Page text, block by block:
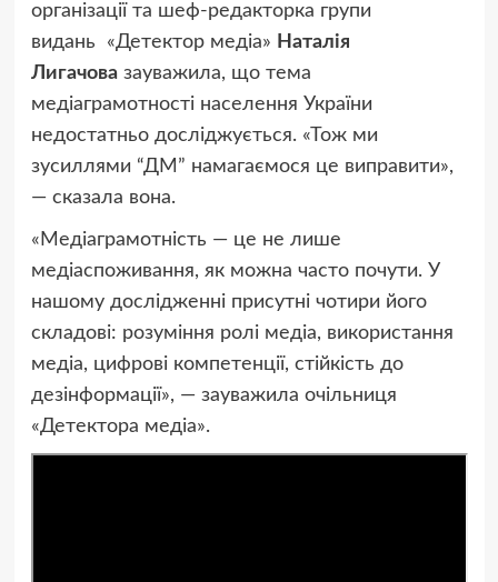
організації та шеф-редакторка групи
видань «Детектор медіа» Наталія
Лигачовазауважила, що тема
медіаграмотності населення України
недостатньо досліджується. «Тож ми
зусиллями “ДМ” намагаємося це виправити»,
— сказала вона.
«Медіаграмотність — це не лише
медіаспоживання, як можна часто почути. У
нашому дослідженні присутні чотири його
складові: розуміння ролі медіа, використання
медіа, цифрові компетенції, стійкість до
дезінформації», — зауважила очільниця
«Детектора медіа».